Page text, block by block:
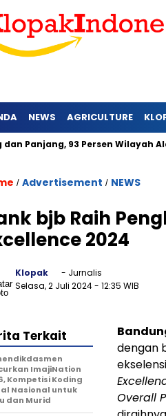
NEWS AGRICULTURE
93 Persen Wilayah Alami
/ Advertisement / NEWS
bjb Raih
2024
Klopak
- Jurnalis
Selasa, 2 Juli 2024- 12:35 WIB
dengan
Overall
Terkait
ImajiNation
Kompetisi Koding
Nasional untuk
dan Murid